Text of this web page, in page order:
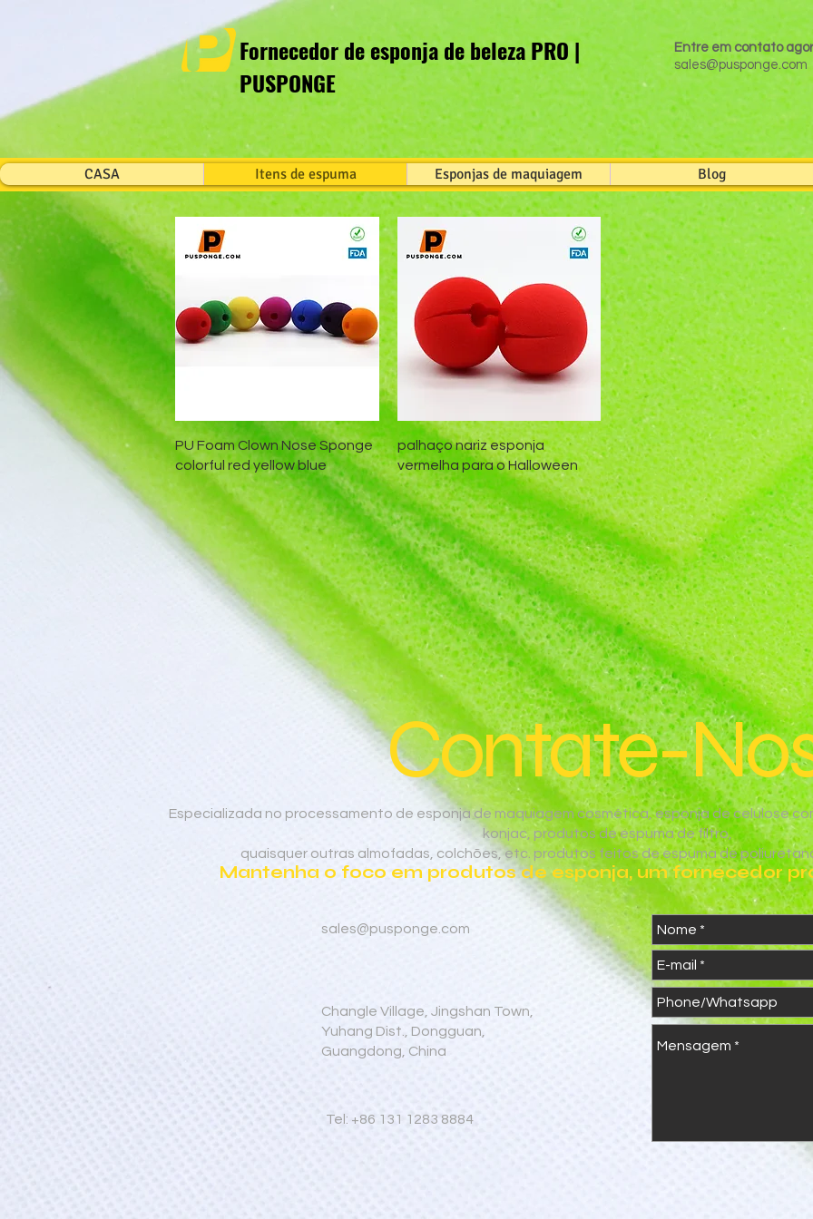
Fornecedor de esponja de beleza PRO |
PUSPONGE
Entre em contato
sales@pusponge.com
CASA Itens de espuma Esponjas de maquiagem Blog
Visualização rápida
PU Foam Clown Nose Sponge
colorful red yellow blue
Visualização rápida
palhaço nariz esponja
vermelha para o Halloween
Contate-
Especializada no processamento de esponja de maquiagem cosmética, esponja de celulose
konjac, produtos de espuma de filtro,
quaisquer outras almofadas, colchões, etc. produtos feitos de espuma de
Mantenha o foco em produtos de esponja, um fornecedor
sales@pusponge.com
Changle Village, Jingshan Town,
Yuhang Dist., Dongguan,
Guangdong, China
Tel: +86 131 1283 8884